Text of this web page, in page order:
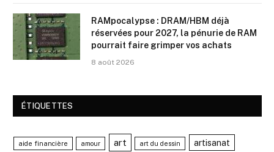
RAMpocalypse : DRAM/HBM déjà
réservées pour 2027, la pénurie de RAM
pourrait faire grimper vos achats
8 août 2026
ÉTIQUETTES
aide financière amour art art du dessin artisanat